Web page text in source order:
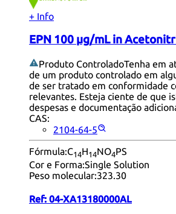
+ Info
EPN 100 µg/mL in
Produto ControladoTenha em
de um produto controlado em
de ser tratado em conformidade
relevantes. Esteja ciente de que
despesas e documentação
CAS:
2104-64-5
Fórmula:C14H14NO4PS
Cor e Forma:Single Solution
Peso molecular:323.30
Ref: 04-XA13180000AL